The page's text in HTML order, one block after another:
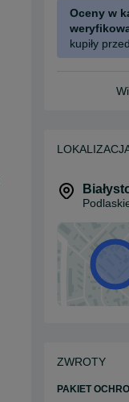
Oceny w
kupiły
ZWROTY
PAKIET